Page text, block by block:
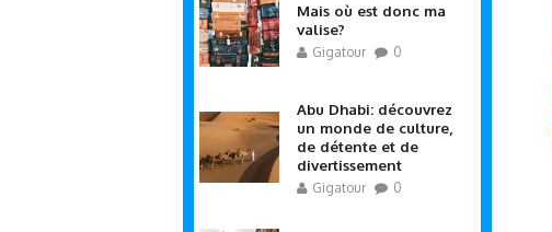
Mais où est donc ma
valise?
Gigatour 0
Abu Dhabi: découvrez
un monde de culture,
de détente et de
divertissement
Gigatour 0